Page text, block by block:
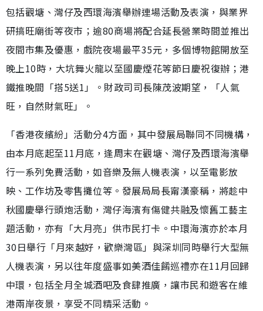
包括觀塘、灣仔及西環海濱舉辦連場活動及表演，與業界
研搞旺廟街等夜市；逾80商場將配合延長營業時間並推出
夜間市集及優惠，戲院夜場最平35元，多個博物館開放至
晚上10時，大坑舞火龍以至國慶煙花等節日慶祝復辦；港
鐵推晚間「搭5送1」。財政司司長陳茂波期望，「人氣
旺，自然財氣旺」。
「香港夜繽紛」活動分4方面，其中發展局聯同不同機構，
由本月底起至11月底，逢周末在觀塘、灣仔及西環海濱舉
行一系列免費活動，如音樂及無人機表演，以至電影放
映、工作坊及零售攤位等。發展局局長甯漢豪稱，將趁中
秋國慶舉行頭炮活動，灣仔海濱有傷健共融及懷舊工藝主
題活動，亦有「大月亮」供市民打卡。中環海濱亦於本月
30日舉行「月來越好，歡樂灣區」與深圳同時舉行大型無
人機表演，另以往年度盛事如美酒佳餚巡禮亦在11月回歸
中環，包括全月全城酒吧及食肆推廣，讓市民和遊客在維
港兩岸夜景，享受不同精采活動。